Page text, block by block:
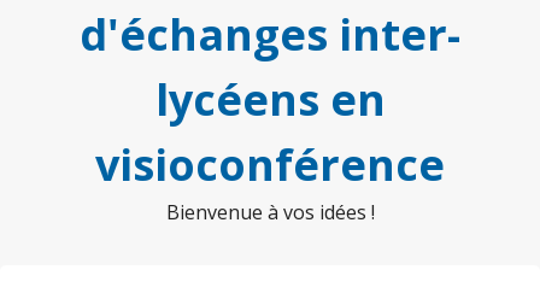
d'échanges inter-
lycéens en
visioconférence
Bienvenue à vos idées !